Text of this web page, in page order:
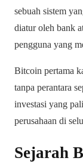
sebuah sistem
diatur oleh bank
pengguna yang
Bitcoin pertama
tanpa perantara
investasi yang
perusahaan di
Sejarah